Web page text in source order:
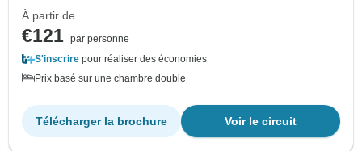
À partir de
€121 par personne
S'inscrire pour réaliser des économies
Prix basé sur une chambre double
Voir le circuit
Télécharger la brochure